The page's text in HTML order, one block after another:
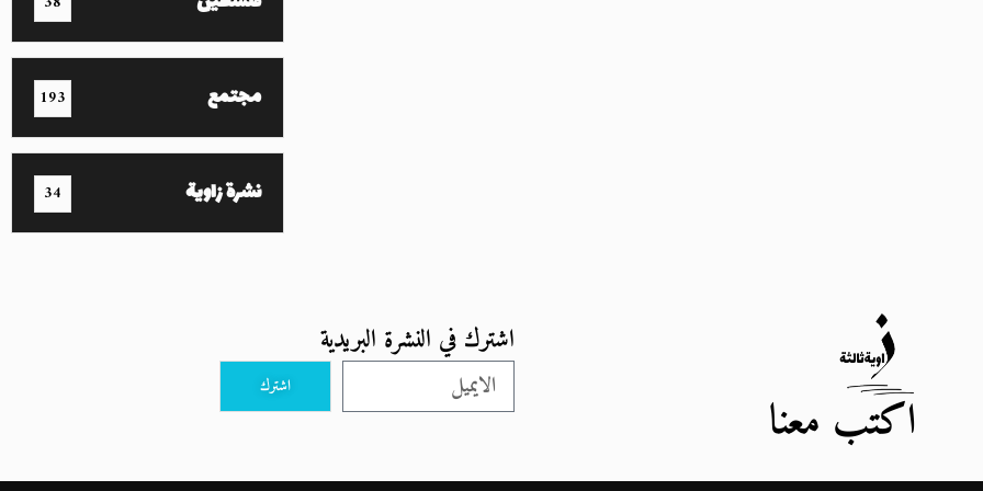
مجتمع 193
نشرة زاوية 34
اكتب معنا
اشترك في النشرة البريدية
اشترك